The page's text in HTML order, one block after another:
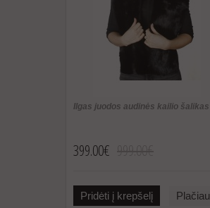
Ilgas juodos audinės kailio šalikas
399.00€
Pridėti į krepšelį Plačiau